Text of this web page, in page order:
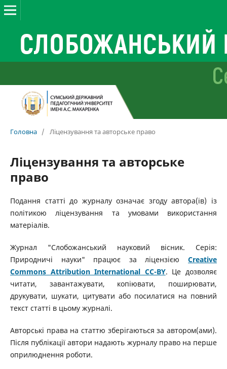
Головна / Ліцензування та авторське право
Ліцензування та авторське
право
Подання статті до журналу означає згоду автора(ів) із
політикою ліцензування та умовами використання
матеріалів.
Журнал "Слобожанський науковий вісник. Серія:
Природничі науки" працює за ліцензієюCreative
Commons Attribution International CC-BY. Це дозволяє
читати, завантажувати, копіювати, поширювати,
друкувати, шукати, цитувати або посилатися на повний
текст статті в цьому журналі.
Авторські права на статтю зберігаються за автором(ами).
Після публікації автори надають журналу право на перше
оприлюднення роботи.